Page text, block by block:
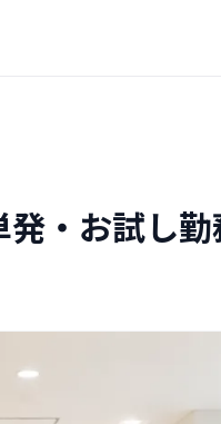
・お試し勤